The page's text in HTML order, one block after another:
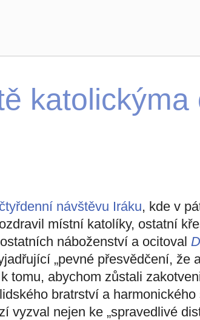
katolickýma
návštěvu Iráku, kde v
místní katolíky, ostatní
náboženství a ocitoval
„pevné přesvědčení, že
tomu, abychom zůstali
bratrství a harmonického
vyzval nejen ke „spravedlivé